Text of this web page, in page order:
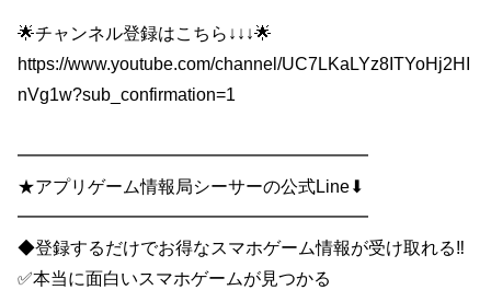
🌟チャンネル登録はこちら↓↓↓🌟
https://www.youtube.com/channel/UC7LKaLYz8ITYoHj2HI
nVg1w?sub_confirmation=1
━━━━━━━━━━━━━━━━━━━━
★アプリゲーム情報局シーサーの公式Line⬇
━━━━━━━━━━━━━━━━━━━━
◆登録するだけでお得なスマホゲーム情報が受け取れる‼
✅本当に面白いスマホゲームが見つかる